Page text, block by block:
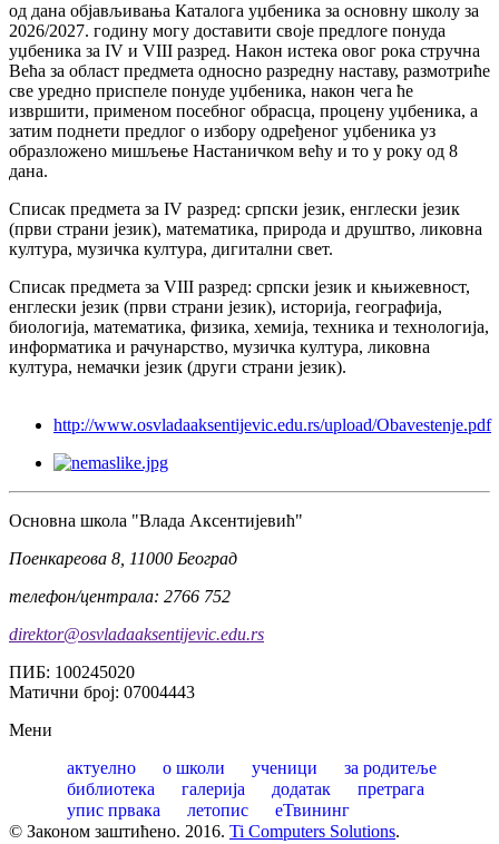
од дана објављивања Каталога уџбеника за основну школу за
2026/2027. годину могу доставити своје предлоге понуда
уџбеника за IV и VІІI разред. Након истека овог рока стручна
Већа за област предмета односно разредну наставу, размотриће
све уредно приспеле понуде уџбеника, након чега ће
извршити, применом посебног обрасца, процену уџбеника, а
затим поднети предлог о избору одређеног уџбеника уз
образложено мишљење Настаничком већу и то у року од 8
дана.
Списак предмета за IV разред: српски језик, енглески језик
(први страни језик), математика, природа и друштво, ликовна
култура, музичка култура, дигитални свет.
Списак предмета за VIII разред: српски језик и књижевност,
енглески језик (први страни језик), историја, географија,
биологија, математика, физика, хемија, техника и технологија,
информатика и рачунарство, музичка култура, ликовна
култура, немачки језик (други страни језик).
http://www.osvladaaksentijevic.edu.rs/upload/Obavestenje.pdf
Oсновна школа "Влада Аксентијевић"
Поенкареова 8, 11000 Београд
телефон/централа: 2766 752
direktor@osvladaaksentijevic.edu.rs
ПИБ: 100245020
Матични број: 07004443
Мени
актуелно
о школи ученици
за родитеље
библиотека
галерија додатак
претрага
упис првака
летопис
еТвининг
© Законом заштићено. 2016. Ti Computers Solutions.